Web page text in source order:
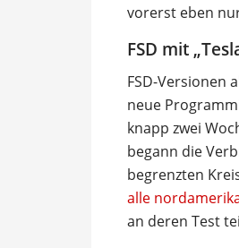
vorerst eben
FSD mit
FSD-Versionen
neue
knapp zwei
begann die
begrenzten
alle
an deren Test